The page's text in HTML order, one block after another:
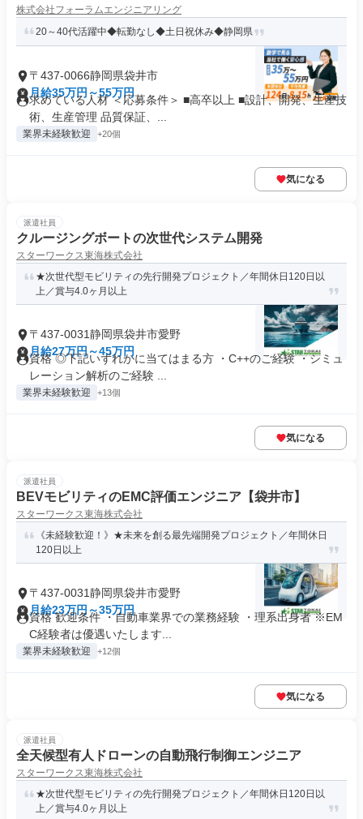
株式会社フォーラムエンジニアリング
20～40代活躍中◆転勤なし◆土日祝休み◆静岡県
〒437-0066静岡県袋井市
月給35万円～55万円
求めている人材 ＜応募条件＞ ■高卒以上 ■設計、開発、生産技
術、生産管理 品質保証、...
業界未経験歓迎 +20個
気になる
派遣社員
クルージングボートの次世代システム開発
スターワークス東海株式会社
★次世代型モビリティの先行開発プロジェクト／年間休日120日以
上／賞与4.0ヶ月以上
〒437-0031静岡県袋井市愛野
月給27万円～45万円
資格 ◎下記いずれかに当てはまる方 ・C++のご経験 ・シミュ
レーション解析のご経験 ...
業界未経験歓迎 +13個
気になる
派遣社員
BEVモビリティのEMC評価エンジニア【袋井市】
スターワークス東海株式会社
《未経験歓迎！》★未来を創る最先端開発プロジェクト／年間休日
120日以上
〒437-0031静岡県袋井市愛野
月給23万円～35万円
資格 歓迎条件 ・自動車業界での業務経験 ・理系出身者 ※EM
C経験者は優遇いたします...
業界未経験歓迎 +12個
気になる
派遣社員
全天候型有人ドローンの自動飛行制御エンジニア
スターワークス東海株式会社
★次世代型モビリティの先行開発プロジェクト／年間休日120日以
上／賞与4.0ヶ月以上